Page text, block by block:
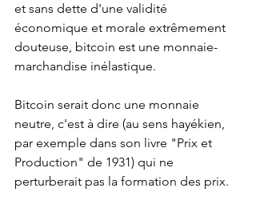
et sans dette d'une validité
économique et morale extrêmement
douteuse, bitcoin est une monnaie-
marchandise inélastique.
Bitcoin serait donc une monnaie
neutre, c'est à dire (au sens hayékien,
par exemple dans son livre "Prix et
Production" de 1931) qui ne
perturberait pas la formation des prix.